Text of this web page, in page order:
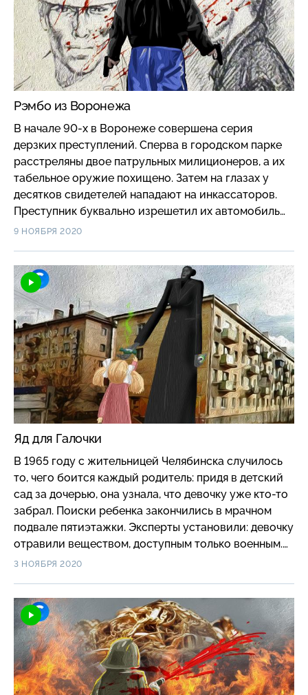
Рэмбо из Воронежа
В начале 90-х в Воронеже совершена серия
дерзких преступлений. Сперва в городском парке
расстреляны двое патрульных милиционеров, а их
табельное оружие похищено. Затем на глазах у
десятков свидетелей нападают на инкассаторов.
Преступник буквально изрешетил их автомобиль
пулями, используя украденные милицейские
9 НОЯБРЯ 2020
Яд для Галочки
В 1965 году с жительницей Челябинска случилось
то, чего боится каждый родитель: придя в детский
сад за дочерью, она узнала, что девочку уже кто-то
забрал. Поиски ребенка закончились в мрачном
подвале пятиэтажки. Эксперты установили: девочку
отравили веществом, доступным только военным.
#короче
3 НОЯБРЯ 2020